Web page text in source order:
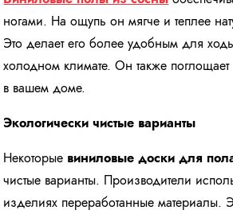
ногами. На ощупь он мягче и теплее
Это делает его более удобным для
холодном климате. Он также
в вашем доме.
Экологически чистые варианты
Некоторые виниловые доски для
чистые варианты. Производители
изделиях переработанные материалы.